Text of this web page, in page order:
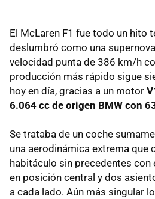
El McLaren F1 fue todo un hito
deslumbró como una
velocidad punta de 386 km/h
producción más rápido sigue
hoy en día, gracias a un motor
6.064 cc de origen BMW con
Se trataba de un coche
una aerodinámica extrema que
habitáculo sin precedentes
en posición central y dos
a cada lado. Aún más singular